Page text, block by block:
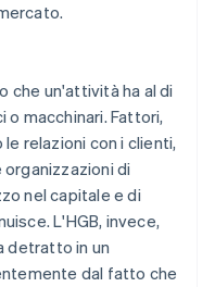
che un'attività ha al di
o macchinari. Fattori,
relazioni con i clienti,
organizzazioni di
nel capitale e di
L'HGB, invece,
detratto in un
dal fatto che